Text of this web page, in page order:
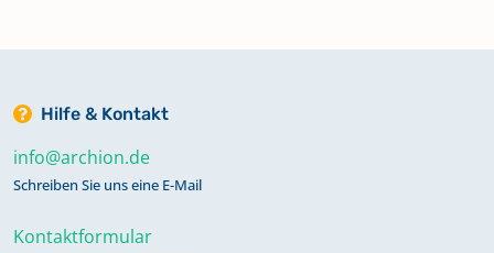
Hilfe & Kontakt
info@archion.de
Schreiben Sie uns eine E-Mail
Kontaktformular